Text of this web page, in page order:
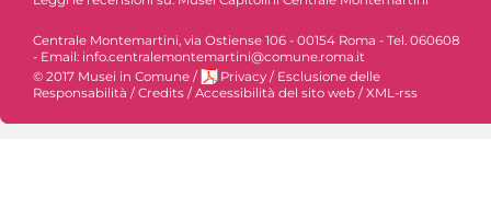
Centrale Montemartini, via Ostiense 106 - 00154 Roma - Tel. 060608
- Email: info.centralemontemartini@comune.roma.it
© 2017 Musei in Comune / Privacy / Esclusione delle
Responsabilità / Credits / Accessibilità del sito web / XML-rss